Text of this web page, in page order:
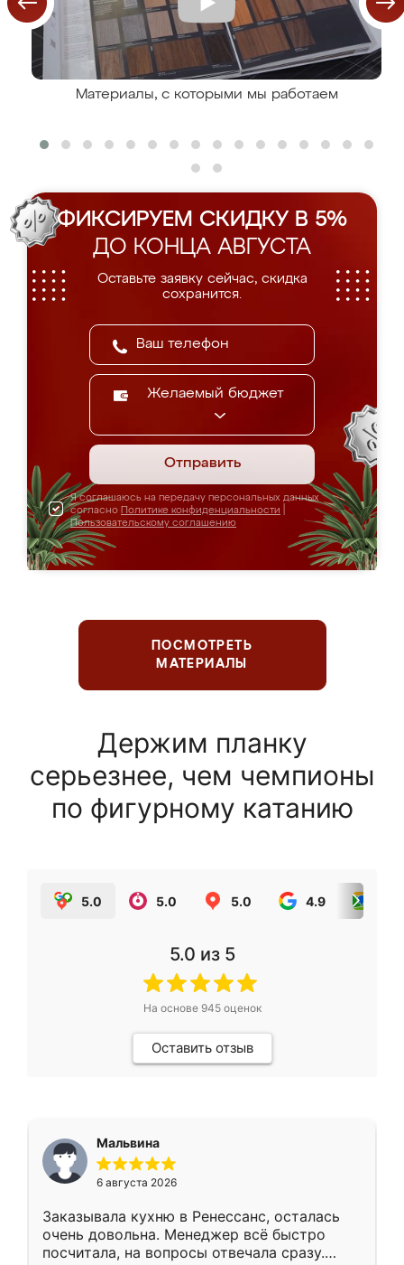
Материалы, с которыми мы работаем
ФИКСИРУЕМ СКИДКУ В 5%
ДО КОНЦА АВГУСТА
Оставьте заявку сейчас, скидка
сохранится.
Желаемый бюджет
Отправить
Я соглашаюсь на передачу персональных данных
согласно Политике конфиденциальности
Пользовательскому соглашению
ПОСМОТРЕТЬ
МАТЕРИАЛЫ
Держим планку
серьезнее, чем чемпионы
по фигурному катанию
5.0 5.0 5.0 4.9
5.0 из 5
На основе 945оценок
Оставить отзыв
Мальвина
6 августа 2026
Заказывала кухню в Ренессанс, осталась
очень довольна. Менеджер всё быстро
посчитала, на вопросы отвечала сразу.